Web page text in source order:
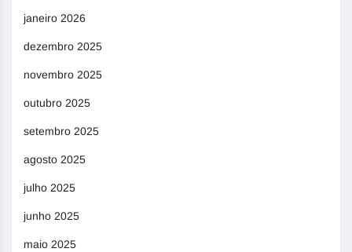
janeiro 2026
dezembro 2025
novembro 2025
outubro 2025
setembro 2025
agosto 2025
julho 2025
junho 2025
maio 2025